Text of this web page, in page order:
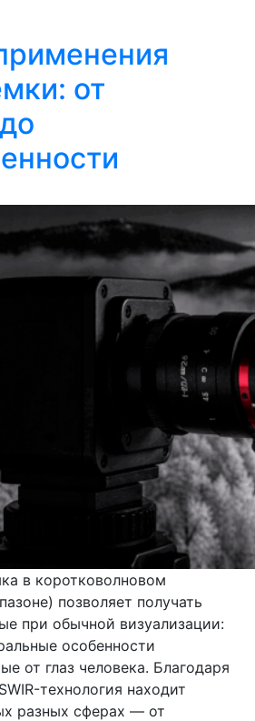
от
в коротковолновом
позволяет получать
при обычной визуализации:
особенности
от глаз человека. Благодаря
технология находит
разных сферах — от